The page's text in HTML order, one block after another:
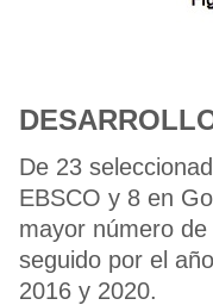
De 23
EBSCO y 8 en
mayor número
seguido por el
2016 y 2020.